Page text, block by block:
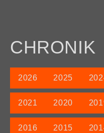
CHRONIK
2026 2025
2021 2020
2016 2015